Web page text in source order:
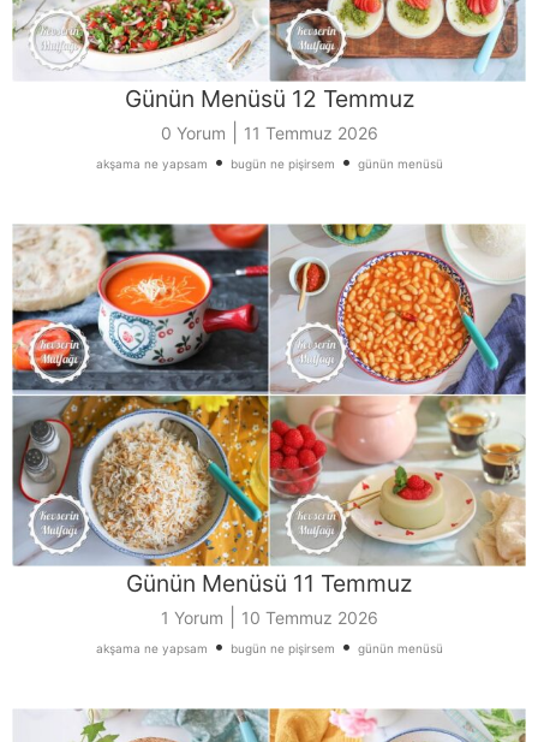
Günün Menüsü 12 Temmuz
0 Yorum 11 Temmuz 2026
akşama ne yapsam • bugün ne pişirsem • günün menüsü
Günün Menüsü 11 Temmuz
1 Yorum 10 Temmuz 2026
akşama ne yapsam • bugün ne pişirsem • günün menüsü